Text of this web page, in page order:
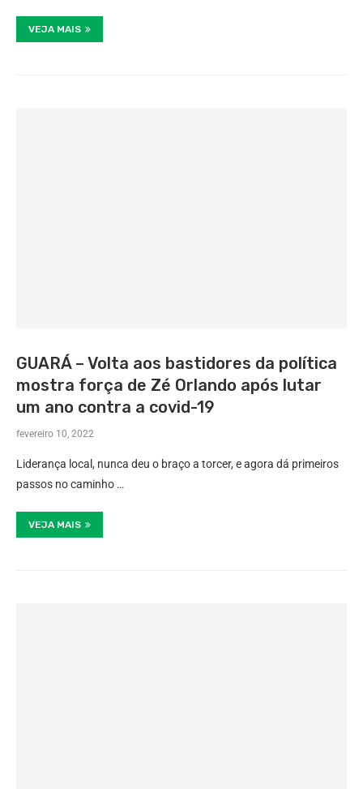
VEJA MAIS
GUARÁ – Volta aos bastidores da política
mostra força de Zé Orlando após lutar
um ano contra a covid-19
fevereiro 10, 2022
Liderança local, nunca deu o braço a torcer, e agora dá primeiros
passos no caminho …
VEJA MAIS